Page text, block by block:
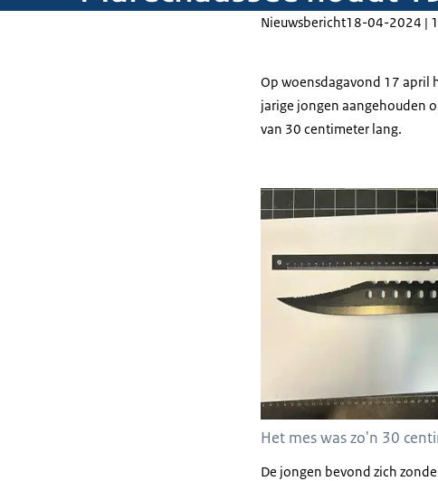
Nieuwsbericht18-04-2024 |
Op woensdagavond 17 april
jarige jongen aangehouden
van 30 centimeter lang.
Het mes was zo'n 30
De jongen bevond zich